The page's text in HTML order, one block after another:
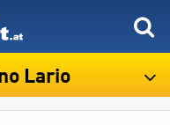
Lario